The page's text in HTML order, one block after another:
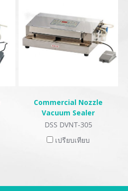
Commercial Nozzle
Vacuum Sealer
DSS DVNT-305
เปรียบเทียบ